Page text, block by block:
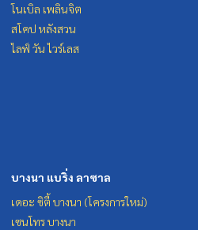
โนเบิล เพลินจิต
สโคป หลังสวน
ไลฟ์ วัน ไวร์เลส
บางนา แบริ่ง ลาซาล
เดอะ ซิตี้ บางนา (โครงการใหม่)
เซนโทร บางนา